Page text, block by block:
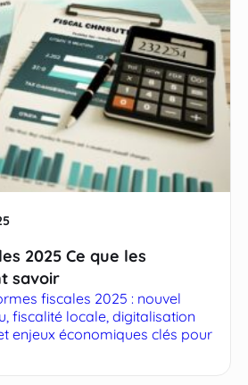
2025 Ce que les
savoir
fiscales 2025 : nouvel
fiscalité locale, digitalisation
enjeux économiques clés pour